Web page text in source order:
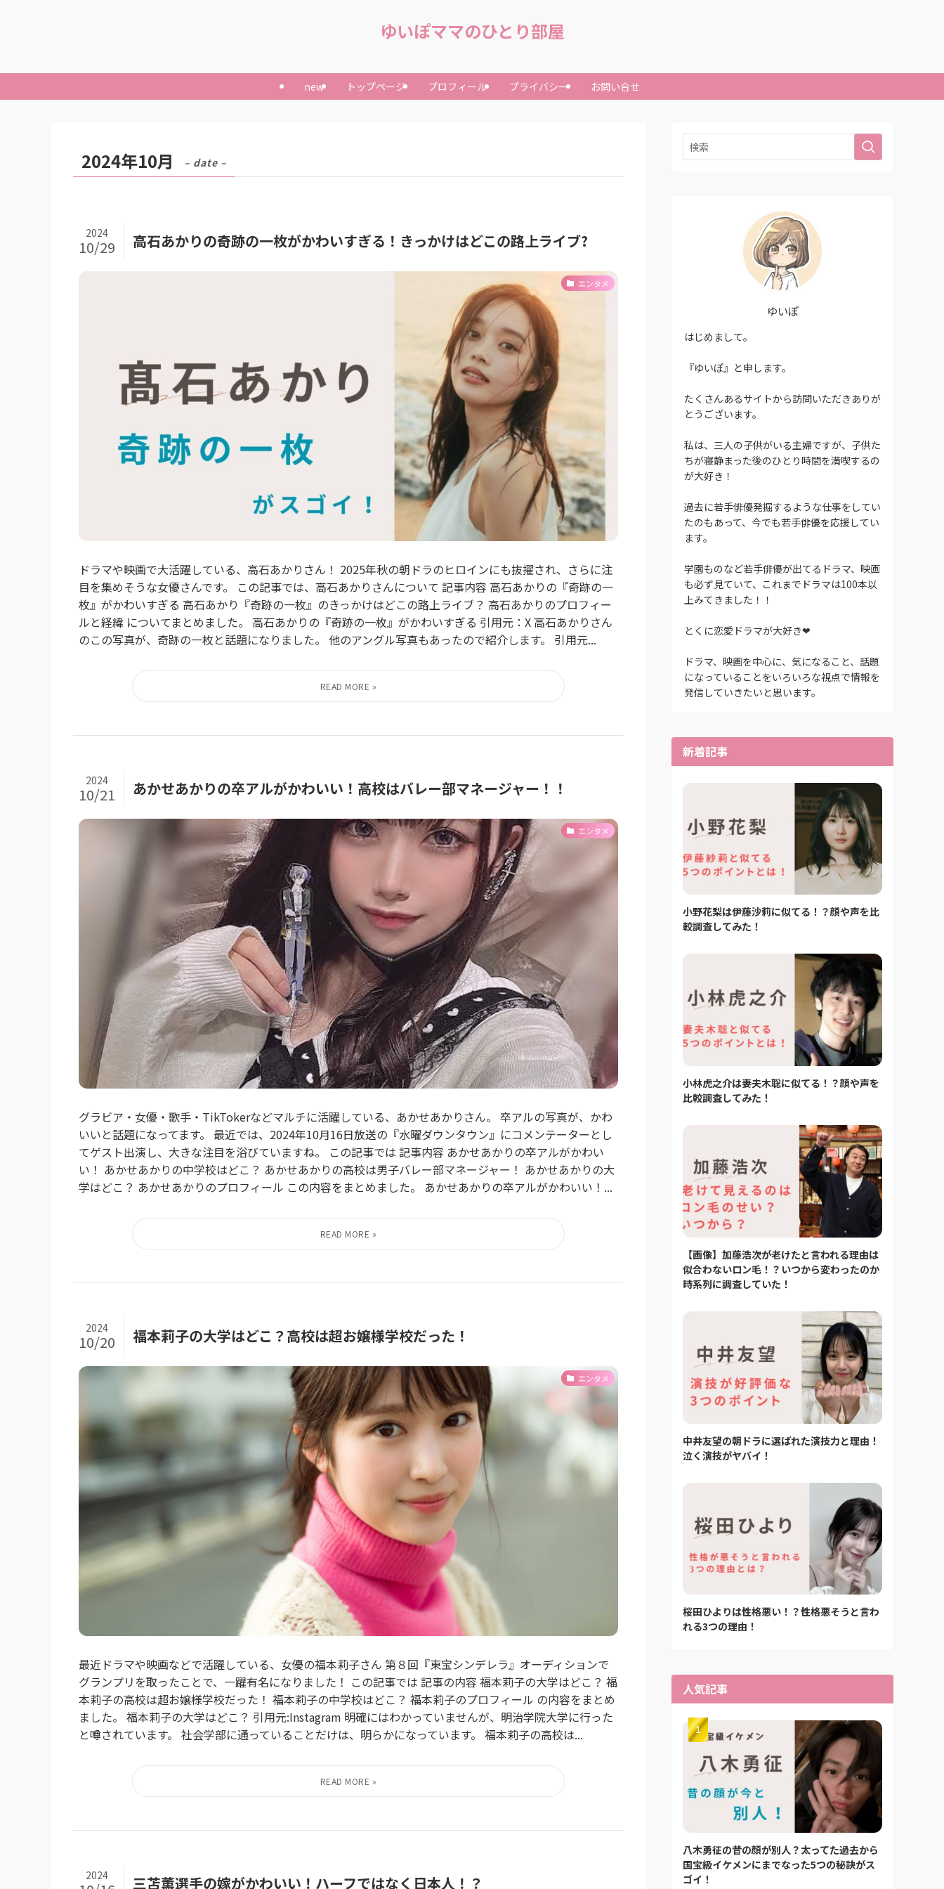
ゆいぽママのひとり部屋
new トップページ プロフィール プライバシー お問い合せ
2024年10月 – date –
高石あかりの奇跡の一枚がかわいすぎる！きっかけはどこの路上ライブ?
2024
10/29
エンタメ
ドラマや映画で大活躍している、高石あかりさん！ 2025年秋の朝ドラのヒロインにも抜擢され、さらに注
目を集めそうな女優さんです。 この記事では、高石あかりさんについて 記事内容 高石あかりの『奇跡の一
枚』がかわいすぎる 高石あかり『奇跡の一枚』のきっかけはどこの路上ライブ？ 高石あかりのプロフィー
ルと経緯 についてまとめました。 高石あかりの『奇跡の一枚』がかわいすぎる 引用元：X 高石あかりさん
のこの写真が、奇跡の一枚と話題になりました。 他のアングル写真もあったので紹介します。 引用元...
あかせあかりの卒アルがかわいい！高校はバレー部マネージャー！！
2024
10/21
エンタメ
グラビア・女優・歌手・TikTokerなどマルチに活躍している、あかせあかりさん。 卒アルの写真が、かわ
いいと話題になってます。 最近では、2024年10月16日放送の『水曜ダウンタウン』にコメンテーターとし
てゲスト出演し、大きな注目を浴びていますね。 この記事では 記事内容 あかせあかりの卒アルがかわい
い！ あかせあかりの中学校はどこ？ あかせあかりの高校は男子バレー部マネージャー！ あかせあかりの大
学はどこ？ あかせあかりのプロフィール この内容をまとめました。 あかせあかりの卒アルがかわいい！...
福本莉子の大学はどこ？高校は超お嬢様学校だった！
2024
10/20
エンタメ
最近ドラマや映画などで活躍している、女優の福本莉子さん 第８回『東宝シンデレラ』オーディションで
グランプリを取ったことで、一躍有名になりました！ この記事では 記事の内容 福本莉子の大学はどこ？ 福
本莉子の高校は超お嬢様学校だった！ 福本莉子の中学校はどこ？ 福本莉子のプロフィール の内容をまとめ
ました。 福本莉子の大学はどこ？ 引用元:Instagram 明確にはわかっていませんが、明治学院大学に行った
と噂されています。 社会学部に通っていることだけは、明らかになっています。 福本莉子の高校は...
三苫薫選手の嫁がかわいい！ハーフではなく日本人！？
2024
ゆいぽ
はじめまして。
『ゆいぽ』と申します。
たくさんあるサイトから訪問いただきありが
とうございます。
私は、三人の子供がいる主婦ですが、子供た
ちが寝静まった後のひとり時間を満喫するの
が大好き！
過去に若手俳優発掘するような仕事をしてい
たのもあって、今でも若手俳優を応援してい
ます。
学園ものなど若手俳優が出てるドラマ、映画
も必ず見ていて、これまでドラマは100本以
上みてきました！！
とくに恋愛ドラマが大好き❤
ドラマ、映画を中心に、気になること、話題
になっていることをいろいろな視点で情報を
発信していきたいと思います。
新着記事
小野花梨は伊藤沙莉に似てる！？顔や声を比
較調査してみた！
小林虎之介は妻夫木聡に似てる！？顔や声を
比較調査してみた！
【画像】加藤浩次が老けたと言われる理由は
似合わないロン毛！？いつから変わったのか
時系列に調査していた！
中井友望の朝ドラに選ばれた演技力と理由！
泣く演技がヤバイ！
桜田ひよりは性格悪い！？性格悪そうと言わ
れる3つの理由！
人気記事
八木勇征の昔の顔が別人？太ってた過去から
国宝級イケメンにまでなった5つの秘訣がス
ゴイ！